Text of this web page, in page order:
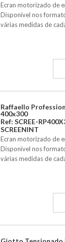
Ecran motorizado de
Disponível nos
várias medidas de
Raffaello
400x300
Ref: SCREE-
SCREENINT
Ecran motorizado de
Disponível nos
várias medidas de